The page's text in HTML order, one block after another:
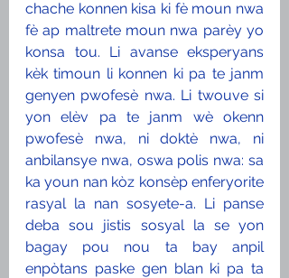
chache konnen kisa ki fè moun nwa
fè ap maltrete moun nwa parèy yo
konsa tou. Li avanse eksperyans
kèk timoun li konnen ki pa te janm
genyen pwofesè nwa. Li twouve si
yon elèv pa te janm wè okenn
pwofesè nwa, ni doktè nwa, ni
anbilansye nwa, oswa polis nwa: sa
ka youn nan kòz konsèp enferyorite
rasyal la nan sosyete-a. Li panse
deba sou jistis sosyal la se yon
bagay pou nou ta bay anpil
enpòtans paske gen blan ki pa ta